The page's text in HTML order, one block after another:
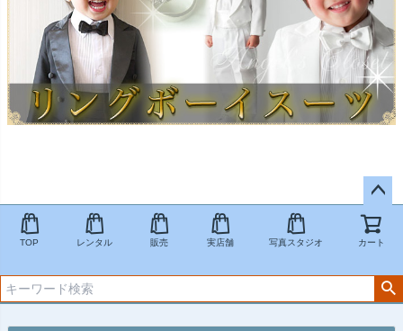
ペー
ジト
へ
TOP レンタル 販売 実店舗 写真スタジオ カート